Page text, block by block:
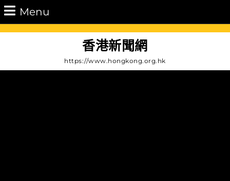
Skip
to
content
Menu
香港新聞網
https://www.hongkong.org.hk